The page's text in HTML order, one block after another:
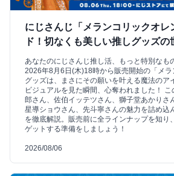
にじさんじ「メランコリックオレ
ド！切なくも美しい推しグッズの
あなたのにじさんじ推し活、もっと特別なも
2026年8月6日(木)18時から販売開始の「メラ
グッズは、まさにその願いを叶える魔法のア
ビジュアルを見た瞬間、心奪われました！
郎さん、佐伯イッテツさん、獅子堂あかりさ
星導ショウさん、先斗寧さんの魅力を詰め込
を徹底解説。販売前に全ラインナップを知り
ゲットする準備をしましょう！
2026/08/06